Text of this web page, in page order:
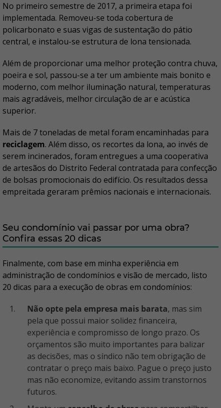
No primeiro semestre de 2017, a primeira etapa foi
implementada. Removeu-se toda cobertura de
policarbonato e suas vigas de sustentação do pátio
central, e instalou-se estrutura de lona tensionada.
Além de proporcionar uma melhor proteção contra chuva,
poeira e sol, passou-se a ter um ambiente mais bonito e
moderno, com melhor iluminação natural, temperaturas
mais agradáveis, melhor circulação de ar e acústica
superior.
Mais de 7 toneladas de metal foram encaminhadas para
reciclagem. Além disso, os recortes da lona, ao invés de
serem incinerados, foram entregues a uma cooperativa
de artesãos do Distrito Federal contratada para confecção
de bolsas promocionais do edifício. Os resultados dessa
empreitada geraram prêmios nacionais e internacionais.
Seu condomínio vai passar por uma obra?
Confira essas 20 dicas
Finalmente, com base em minha experiência em
administração de condomínios e visão de mercado, listo
20 dicas para a execução de obras em condomínios:
Não opte pela empresa mais barata, mas sim
pela que possui maior solidez financeira,
experiência e compromisso de longo prazo. Os
orçamentos são muito importantes para balizar
as decisões, mas o síndico não tem obrigação de
contratar o preço mais baixo. Pague o preço justo
mas não economize, evitando assim transtornos
futuros.